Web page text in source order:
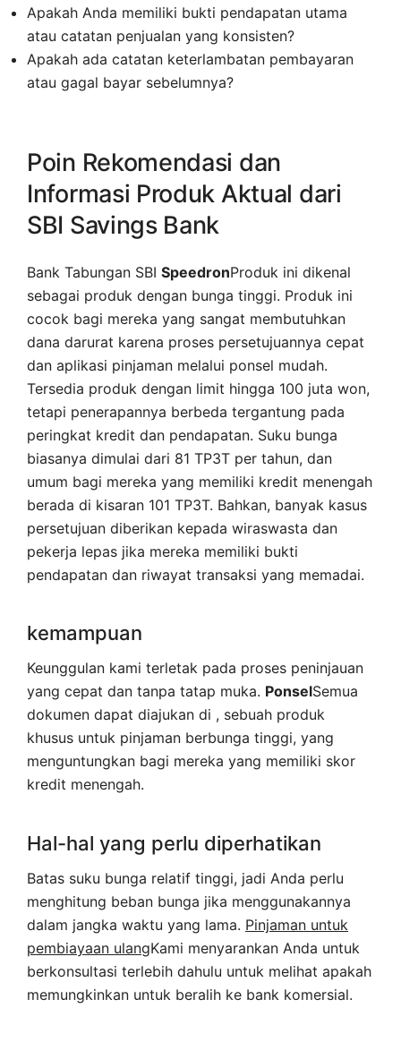
Apakah Anda memiliki bukti pendapatan utama
atau catatan penjualan yang konsisten?
Apakah ada catatan keterlambatan pembayaran
atau gagal bayar sebelumnya?
Poin Rekomendasi dan
Informasi Produk Aktual dari
SBI Savings Bank
Bank Tabungan SBI SpeedronProduk ini dikenal
sebagai produk dengan bunga tinggi. Produk ini
cocok bagi mereka yang sangat membutuhkan
dana darurat karena proses persetujuannya cepat
dan aplikasi pinjaman melalui ponsel mudah.
Tersedia produk dengan limit hingga 100 juta won,
tetapi penerapannya berbeda tergantung pada
peringkat kredit dan pendapatan. Suku bunga
biasanya dimulai dari 81 TP3T per tahun, dan
umum bagi mereka yang memiliki kredit menengah
berada di kisaran 101 TP3T. Bahkan, banyak kasus
persetujuan diberikan kepada wiraswasta dan
pekerja lepas jika mereka memiliki bukti
pendapatan dan riwayat transaksi yang memadai.
kemampuan
Keunggulan kami terletak pada proses peninjauan
yang cepat dan tanpa tatap muka. PonselSemua
dokumen dapat diajukan di , sebuah produk
khusus untuk pinjaman berbunga tinggi, yang
menguntungkan bagi mereka yang memiliki skor
kredit menengah.
Hal-hal yang perlu diperhatikan
Batas suku bunga relatif tinggi, jadi Anda perlu
menghitung beban bunga jika menggunakannya
dalam jangka waktu yang lama. Pinjaman untuk
pembiayaan ulangKami menyarankan Anda untuk
berkonsultasi terlebih dahulu untuk melihat apakah
memungkinkan untuk beralih ke bank komersial.